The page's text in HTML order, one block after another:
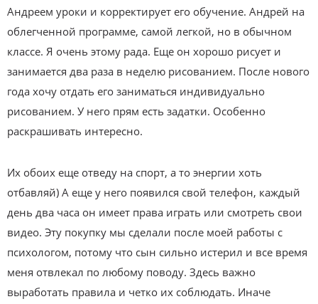
Андреем уроки и корректирует его обучение. Андрей на
облегченной программе, самой легкой, но в обычном
классе. Я очень этому рада. Еще он хорошо рисует и
занимается два раза в неделю рисованием. После нового
года хочу отдать его заниматься индивидуально
рисованием. У него прям есть задатки. Особенно
раскрашивать интересно.
Их обоих еще отведу на спорт, а то энергии хоть
отбавляй) А еще у него появился свой телефон, каждый
день два часа он имеет права играть или смотреть свои
видео. Эту покупку мы сделали после моей работы с
психологом, потому что сын сильно истерил и все время
меня отвлекал по любому поводу. Здесь важно
выработать правила и четко их соблюдать. Иначе